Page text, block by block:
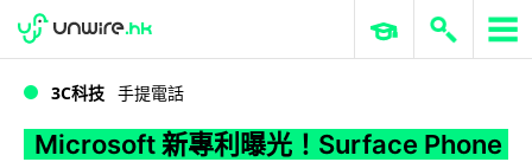
WWDC 2026 ERP 與商業 AI
3C科技 手提電話
Microsoft 新專利曝光！Surface Phone